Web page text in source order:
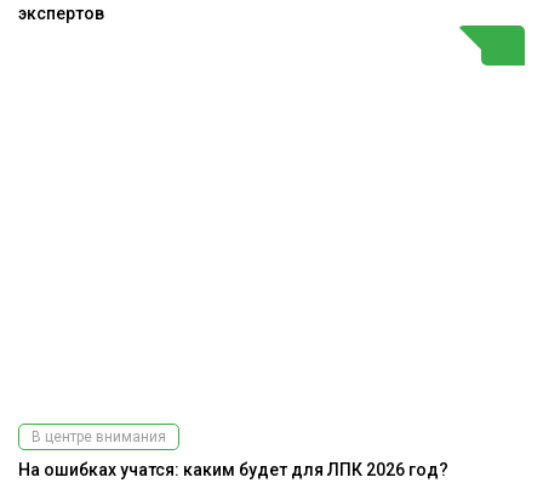
экспертов
В центре внимания
На ошибках учатся: каким будет для ЛПК 2026 год?